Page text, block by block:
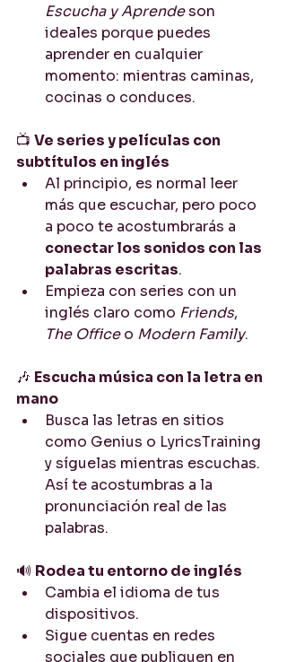
Escucha y Aprende son
ideales porque puedes
aprender en cualquier
momento: mientras caminas,
cocinas o conduces.
📺 Ve series y películas con
subtítulos en inglés
Al principio, es normal leer
más que escuchar, pero poco
a poco te acostumbrarás a
conectar los sonidos con las
palabras escritas.
Empieza con series con un
inglés claro como Friends,
The Office o Modern Family.
🎶 Escucha música con la letra en
mano
Busca las letras en sitios
como Genius o LyricsTraining
y síguelas mientras escuchas.
Así te acostumbras a la
pronunciación real de las
palabras.
🔊 Rodea tu entorno de inglés
Cambia el idioma de tus
dispositivos.
Sigue cuentas en redes
sociales que publiquen en